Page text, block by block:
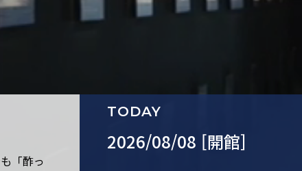
TODAY
2026/08/08 [開館]
「酢っ